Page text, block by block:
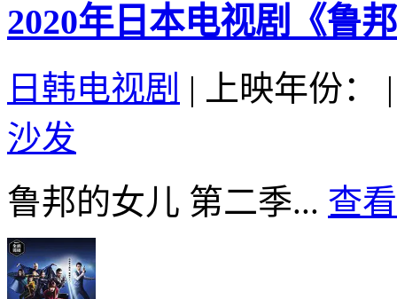
2020年日本电视剧《鲁
日韩电视剧 | 上映年份：
|
沙发
鲁邦的女儿 第二季... 查